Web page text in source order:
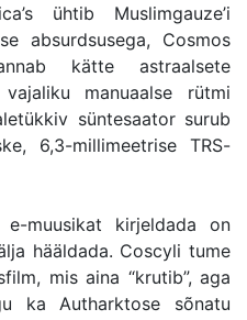
ühtib Muslimgauze’i
absurdsusega, Cosmos
kätte astraalsete
manuaalse rütmi
süntesaator surub
6,3-millimeetrise TRS-
muusikat kirjeldada on
hääldada. Coscyli tume
mis aina “krutib”, aga
ka Autharktose sõnatu